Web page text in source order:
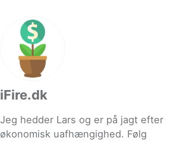
iFire.dk
Jeg hedder Lars og er på jagt efter
økonomisk uafhængighed. Følg